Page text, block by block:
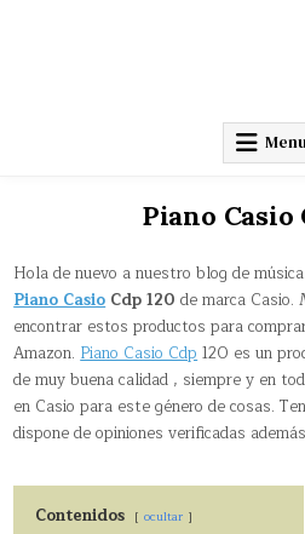
Piano Casio
Hola de nuevo a nuestro blog de
Piano CasioCdp 120 de marca Casio.
encontrar estos productos para
Amazon.Piano Casio Cdp120 es un
de muy buena calidad , siempre y en
en Casio para este género de cosas.
dispone de opiniones verificadas
Contenidos ocultar